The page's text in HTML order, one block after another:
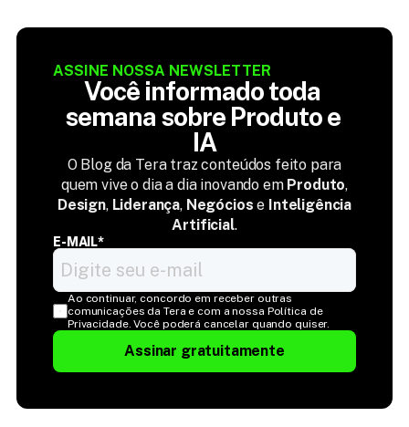
ASSINE NOSSA NEWSLETTER
Você informado toda
semana sobre Produto e
IA
O Blog da Tera traz conteúdos feito para
quem vive o dia a dia inovando em Produto,
Design, Liderança, Negócios e Inteligência
Artificial.
E-MAIL*
Ao continuar, concordo em receber outras
comunicações da Tera e com a nossa Política de
Privacidade. Você poderá cancelar quando quiser.
Assinar gratuitamente